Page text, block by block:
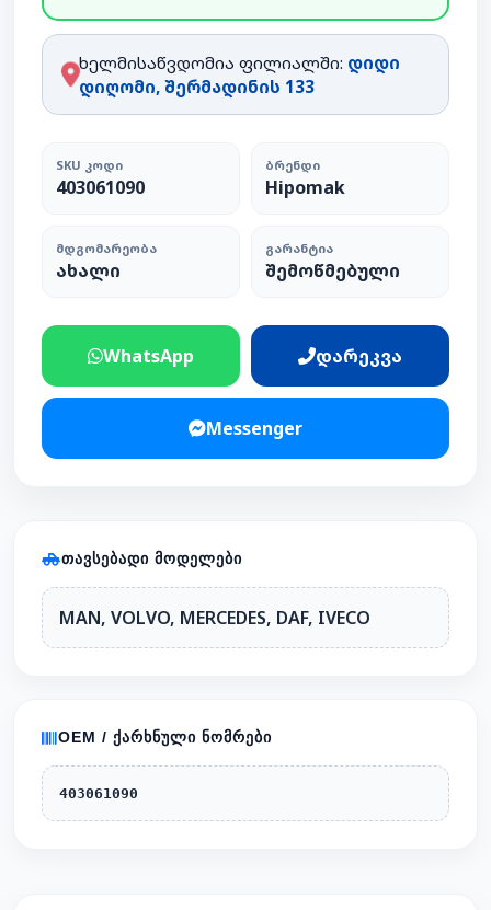
ხელმისაწვდომია ფილიალში: დიდი
დიღომი, შერმადინის 133
SKU ᲙᲝᲓᲘ
403061090
ᲑᲠᲔᲜᲓᲘ
Hipomak
ᲛᲓᲒᲝᲛᲐᲠᲔᲝᲑᲐ
ახალი
ᲒᲐᲠᲐᲜᲢᲘᲐ
შემოწმებული
WhatsApp დარეკვა
Messenger
ᲗᲐᲕᲡᲔᲑᲐᲓᲘ ᲛᲝᲓᲔᲚᲔᲑᲘ
MAN, VOLVO, MERCEDES, DAF, IVECO
OEM / ᲥᲐᲠᲮᲜᲣᲚᲘ ᲜᲝᲛᲠᲔᲑᲘ
403061090